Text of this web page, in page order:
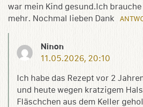
war mein Kind gesund.Ich
mehr. Nochmal lieben Dank
Ninon
11.05.2026, 20:10
Ich habe das Rezept vor 2
und heute wegen kratzigem
Fläschchen aus dem Keller